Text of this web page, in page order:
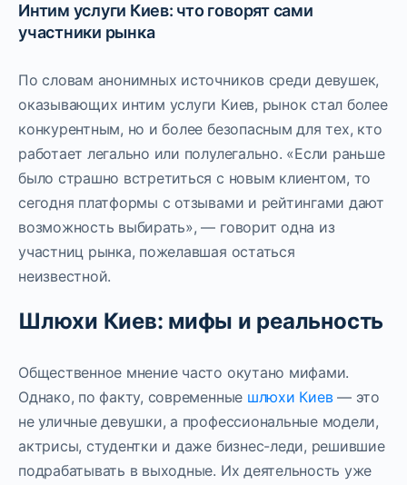
Интим услуги Киев: что говорят сами
участники рынка
По словам анонимных источников среди девушек,
оказывающих интим услуги Киев, рынок стал более
конкурентным, но и более безопасным для тех, кто
работает легально или полулегально. «Если раньше
было страшно встретиться с новым клиентом, то
сегодня платформы с отзывами и рейтингами дают
возможность выбирать», — говорит одна из
участниц рынка, пожелавшая остаться
неизвестной.
Шлюхи Киев: мифы и реальность
Общественное мнение часто окутано мифами.
Однако, по факту, современные шлюхи Киев— это
не уличные девушки, а профессиональные модели,
актрисы, студентки и даже бизнес-леди, решившие
подрабатывать в выходные. Их деятельность уже